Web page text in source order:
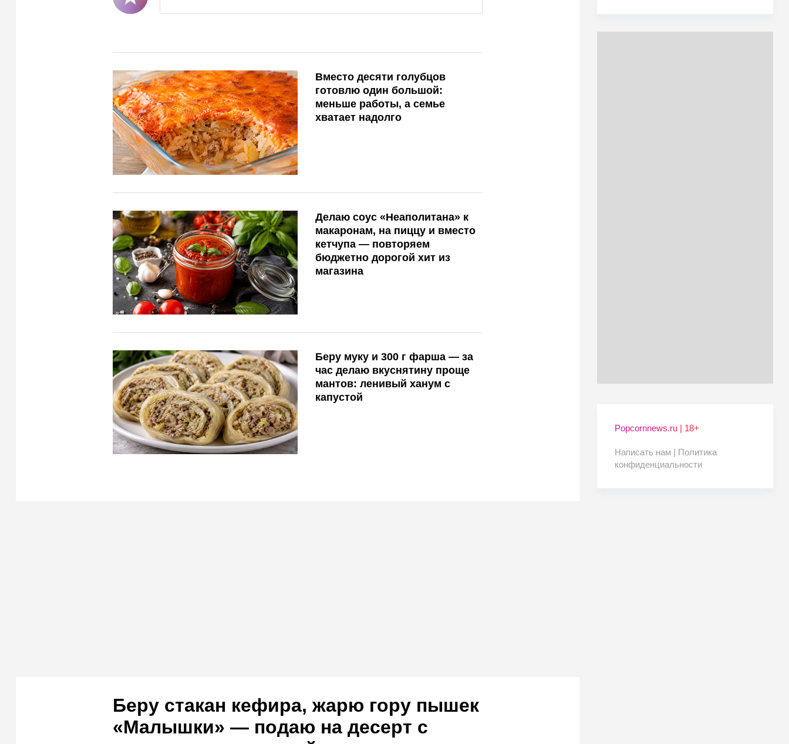
Вместо десяти голубцов
готовлю один большой:
меньше работы, а семье
хватает надолго
Делаю соус «Неаполитана» к
макаронам, на пиццу и вместо
кетчупа — повторяем
бюджетно дорогой хит из
магазина
Беру муку и 300 г фарша — за
час делаю вкуснятину проще
мантов: ленивый ханум с
капустой
Беру стакан кефира, жарю гору пышек
«Малышки» — подаю на десерт с
Popcornnews.ru | 18+
Написать нам | Политика
конфиденциальности